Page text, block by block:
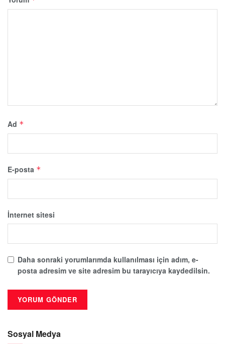
Ad *
E-posta *
İnternet sitesi
Daha sonraki yorumlarımda kullanılması için adım, e-
posta adresim ve site adresim bu tarayıcıya kaydedilsin.
Sosyal Medya